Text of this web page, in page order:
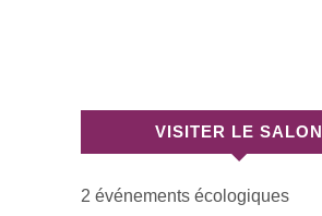
VISITER LE SALON
2 événements écologiques